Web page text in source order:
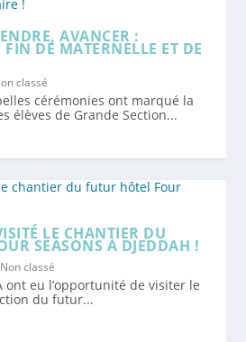
AVANCER :
FIN DE MATERNELLE ET DE
classé
cérémonies ont marqué la
élèves de Grande Section...
LE CHANTIER DU
SEASONS À DJEDDAH !
Non classé
ont eu l’opportunité de visiter le
du futur...